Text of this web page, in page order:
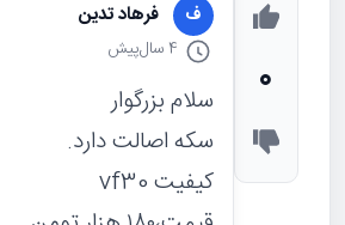
0
ف فرهاد تدین
4 سال پیش
سلام بزرگوار
سکه اصالت دارد.
کیفیت vf30